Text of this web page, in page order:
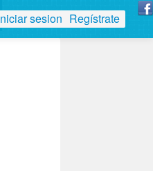
sesion Regístrate